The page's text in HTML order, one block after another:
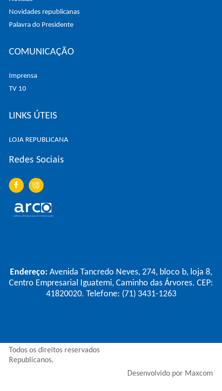
Novidades republicanas
Palavra do Presidente
COMUNICAÇÃO
Imprensa
TV 10
LINKS ÚTEIS
LOJA REPUBLICANA
Redes Sociais
Endereço: Avenida Tancredo Neves, 274, bloco b, loja 8,
Centro Empresarial Iguatemi, Caminho das Árvores. CEP:
41820020. Telefone: (71) 3431-1263
Todos os direitos reservados
Republicanos.
Desenvolvido por Maxcom